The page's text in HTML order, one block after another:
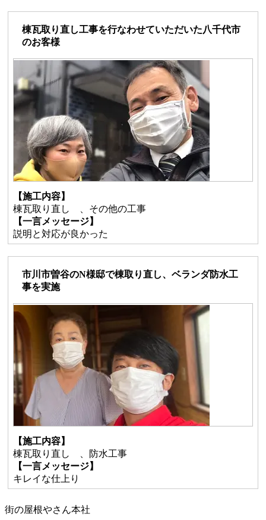
棟瓦取り直し工事を行なわせていただいた八千代市
のお客様
【施工内容】
棟瓦取り直し 、その他の工事
【一言メッセージ】
説明と対応が良かった
市川市曽谷のN様邸で棟取り直し、ベランダ防水工
事を実施
【施工内容】
棟瓦取り直し 、防水工事
【一言メッセージ】
キレイな仕上り
街の屋根やさん本社